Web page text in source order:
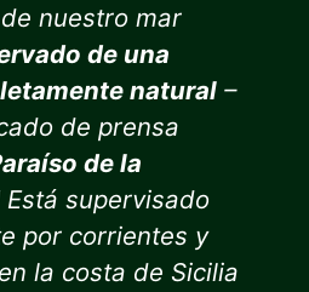
de nuestro mar
de una
natural –
de prensa
de la
Está supervisado
por corrientes y
la costa de Sicilia